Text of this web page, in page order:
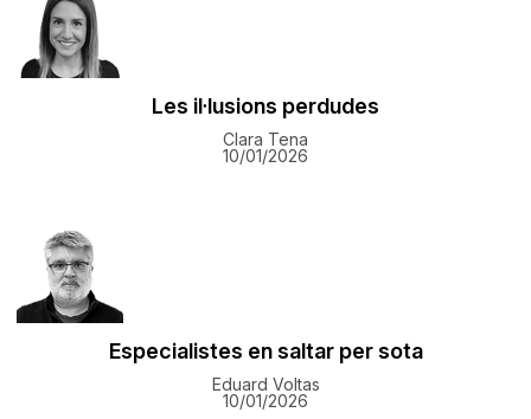
Les il·lusions perdudes
Clara Tena
10/01/2026
Especialistes en saltar per sota
Eduard Voltas
10/01/2026